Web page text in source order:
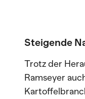
Steigende
Trotz der
Ramseyer